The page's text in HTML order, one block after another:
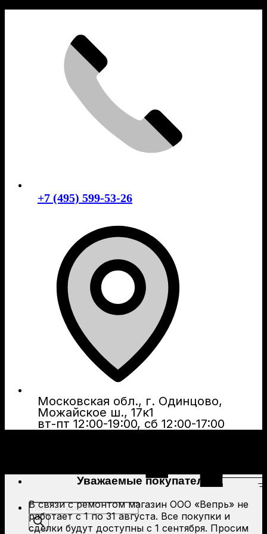
+7 (495) 599-53-26
Московская обл., г. Одинцово,
Можайское ш., 17к1
вт-пт 12:00-19:00, сб 12:00-17:00
Поиск
товаров
Уважаемые покупатели!
В связи с ремонтом магазин ООО «Вепрь» не
работает с 1 по 31 августа. Все покупки и
сделки будут доступны с 1 сентября. Просим